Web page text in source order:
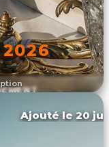
2026
Ajouté le 20